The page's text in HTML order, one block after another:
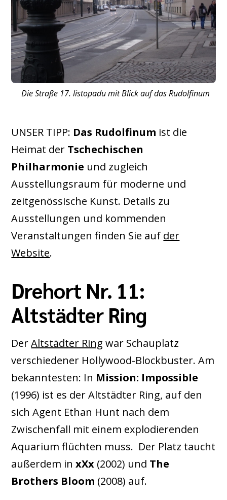
Die Straße 17. listopadu mit Blick auf das Rudolfinum
UNSER TIPP: Das Rudolfinum ist die
Heimat der Tschechischen
Philharmonie und zugleich
Ausstellungsraum für moderne und
zeitgenössische Kunst. Details zu
Ausstellungen und kommenden
Veranstaltungen finden Sie auf der
Website.
Drehort Nr. 11:
Altstädter Ring
DerAltstädter Ring war Schauplatz
verschiedener Hollywood-Blockbuster. Am
bekanntesten: In Mission: Impossible
(1996) ist es der Altstädter Ring, auf den
sich Agent Ethan Hunt nach dem
Zwischenfall mit einem explodierenden
Aquarium flüchten muss. Der Platz taucht
außerdem inxXx (2002) und The
Brothers Bloom (2008) auf.